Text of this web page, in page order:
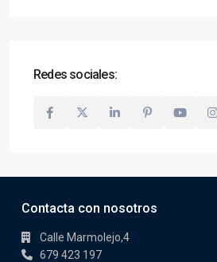
Redes sociales:
Contacta con nosotros
Calle Marmolejo,4
679 423 197